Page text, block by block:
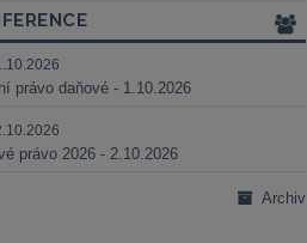
právo daňové - 1.10.2026
právo 2026 - 2.10.2026
Archiv